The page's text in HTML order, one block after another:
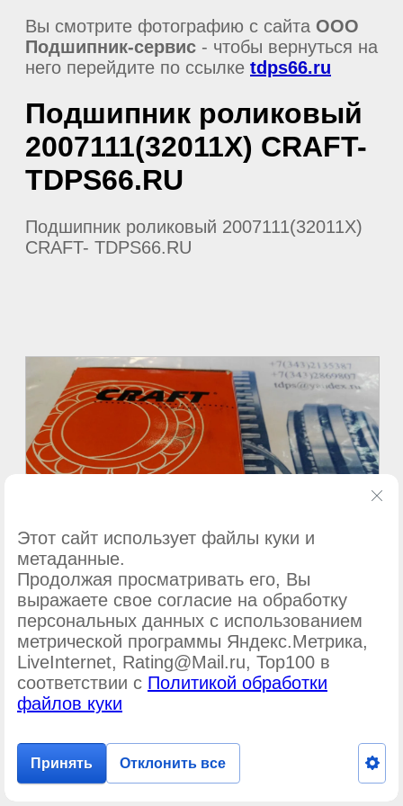
Вы смотрите фотографию с сайта ООО
Подшипник-сервис - чтобы вернуться на
него перейдите по ссылке tdps66.ru
Подшипник роликовый
2007111(32011X) CRAFT-
TDPS66.RU
Подшипник роликовый 2007111(32011X)
CRAFT- TDPS66.RU
©ООО Подшипник-сервис
Этот сайт использует файлы куки и
метаданные.
Продолжая просматривать его, Вы
выражаете свое согласие на обработку
персональных данных с использованием
метрической программы Яндекс.Метрика,
LiveInternet, Rating@Mail.ru, Top100 в
соответствии с Политикой обработки
файлов куки
Принять Отклонить все